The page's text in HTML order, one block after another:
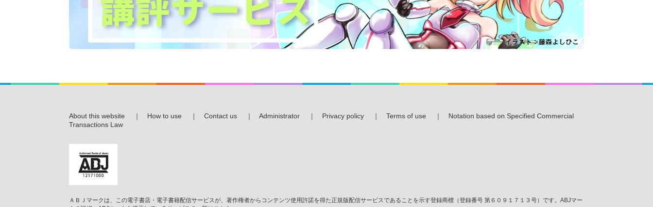
About this website ｜ How to use ｜ Contact us ｜ Administrator ｜ Privacy policy ｜ Terms of use ｜ Notation based on Specified Commercial
Transactions Law
ＡＢＪマークは、この電子書店・電子書籍配信サービスが、著作権者からコンテンツ使用許諾を得た正規版配信サービスであることを示す登録商標（登録番号 第６０９１７１３号）です。ABJマー